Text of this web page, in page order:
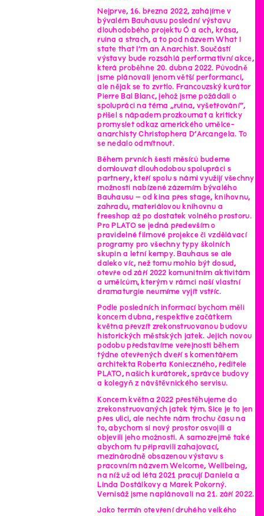
Nejprve, 16. března 2022, zahájíme v
bývalém Bauhausu poslední výstavu
dlouhodobého projektu Ó a ach, krása,
ruina a strach, a to pod názvem What I
state that I’m an Anarchist. Součástí
výstavy bude rozsáhlá performativní akce,
která proběhne 20. dubna 2022. Původně
jsme plánovali jenom větší performanci,
ale nějak se to zvrtlo. Francouzský kurátor
Pierre Bal Blanc, jehož jsme požádali o
spolupráci na téma „ruina, vyšetřování“,
přišel s nápadem prozkoumat a kriticky
promyslet odkaz amerického umělce-
anarchisty Christophera D’Arcangela. To
se nedalo odmítnout.
Během prvních šesti měsíců budeme
domlouvat dlouhodobou spolupráci s
partnery, kteří spolu s námi využijí všechny
možnosti nabízené zázemím bývalého
Bauhausu – od kina přes stage, knihovnu,
zahradu, materiálovou knihovnu a
freeshop až po dostatek volného prostoru.
Pro PLATO se jedná především o
pravidelné filmové projekce či vzdělávací
programy pro všechny typy školních
skupin a letní kempy. Bauhaus se ale
daleko víc, než tomu mohlo být dosud,
otevře od září 2022 komunitním aktivitám
a umělcům, kterým v rámci naší vlastní
dramaturgie neumíme vyjít vstříc.
Podle posledních informací bychom měli
koncem dubna, respektive začátkem
května převzít zrekonstruovanou budovu
historických městských jatek. Jejich novou
podobu představíme veřejnosti během
týdne otevřených dveří s komentářem
architekta Roberta Konieczného, ředitele
PLATO, našich kurátorek, správce budovy
a kolegyň z návštěvnického servisu.
Koncem května 2022 přestěhujeme do
zrekonstruovaných jatek tým. Sice je to jen
přes ulici, ale nechte nám trochu času na
to, abychom si nový prostor osvojili a
objevili jeho možnosti. A samozřejmě také
abychom tu připravili zahajovací,
mezinárodně obsazenou výstavu s
pracovním názvem Welcome, Wellbeing,
na níž už od léta 2021 pracují Daniela a
Linda Dostálkovy a Marek Pokorný.
Vernisáž jsme naplánovali na 21. září 2022.
Jako termín otevření druhého velkého